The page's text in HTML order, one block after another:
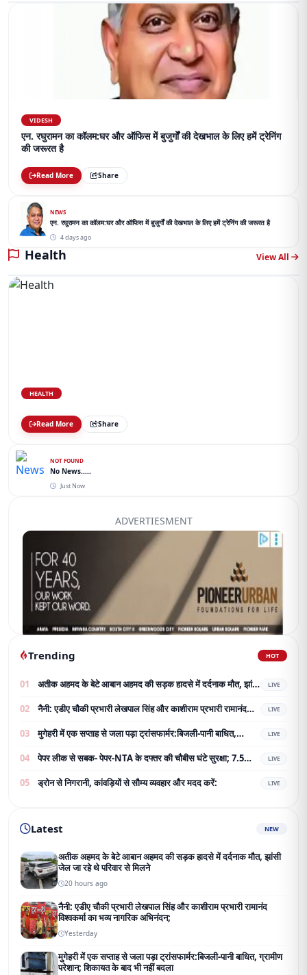
VIDESH
एन. रघुरामन का कॉलम:घर और ऑफिस में बुजुर्गों की देखभाल के लिए हमें ट्रेनिंग
की जरूरत है
Read More Share
NEWS
एन. रघुरामन का कॉलम:घर और ऑफिस में बुजुर्गों की देखभाल के लिए हमें ट्रेनिंग की जरूरत है
4 days ago
Health View All
HEALTH
Read More Share
NOT FOUND
No News.....
Just Now
ADVERTIESMENT
Trending HOT
01
अतीक अहमद के बेटे आबान अहमद की सड़क हादसे में दर्दनाक मौत, झांसी
LIVE
02
नैनी: एडीए चौकी प्रभारी लेखपाल सिंह और काशीराम प्रभारी रामानंद
LIVE
03
मुगेहरी में एक सप्ताह से जला पड़ा ट्रांसफार्मर:बिजली-पानी बाधित,
LIVE
04
पेपर लीक से सबक- पेपर-NTA के दफ्तर की चौबीस घंटे सुरक्षा; 7.5
LIVE
05 ड्रोन से निगरानी, कांवड़ियों से सौम्य व्यवहार और मदद करें: LIVE
Latest NEW
अतीक अहमद के बेटे आबान अहमद की सड़क हादसे में दर्दनाक मौत, झांसी
जेल जा रहे थे परिवार से मिलने
20 hours ago
नैनी: एडीए चौकी प्रभारी लेखपाल सिंह और काशीराम प्रभारी रामानंद
विश्वकर्मा का भव्य नागरिक अभिनंदन;
Yesterday
मुगेहरी में एक सप्ताह से जला पड़ा ट्रांसफार्मर:बिजली-पानी बाधित, ग्रामीण
परेशान; शिकायत के बाद भी नहीं बदला